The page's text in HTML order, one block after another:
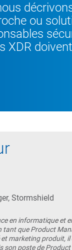
ou
XDR
Stormshield
en informatique et
tant que Product
marketing produit,
son poste de